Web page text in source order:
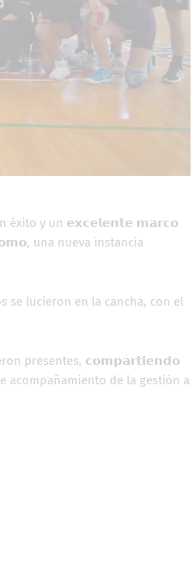
éxito y un 𝗲𝘅𝗰𝗲𝗹𝗲𝗻𝘁𝗲 𝗺𝗮𝗿𝗰𝗼
una nueva instancia
se lucieron en la cancha, con el
presentes, 𝗰𝗼𝗺𝗽𝗮𝗿𝘁𝗶𝗲𝗻𝗱𝗼
de la gestión a